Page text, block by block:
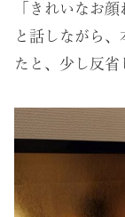
「きれいなお顔
と話しながら
たと、少し反省